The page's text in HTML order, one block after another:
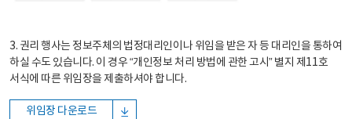
3. 권리 행사는 정보주체의 법정대리인이나 위임을 받은 자 등 대리인을 통하여
하실 수도 있습니다. 이 경우 “개인정보 처리 방법에 관한 고시” 별지 제11호
서식에 따른 위임장을 제출하셔야 합니다.
위임장 다운로드